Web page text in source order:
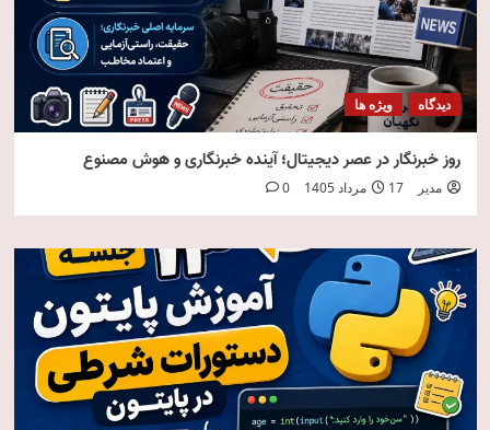
دیدگاه ویژه ها
روز خبرنگار در عصر دیجیتال؛ آینده خبرنگاری و هوش مصنوع
مدیر 17 مرداد 1405 0